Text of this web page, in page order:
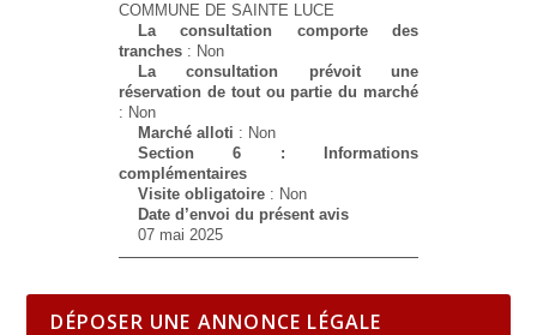
COMMUNE DE SAINTE LUCE
La consultation comporte des
tranches : Non
La consultation prévoit une
réservation de tout ou partie du marché
: Non
Marché alloti : Non
Section 6 : Informations
complémentaires
Visite obligatoire : Non
Date d’envoi du présent avis
07 mai 2025
DÉPOSER UNE ANNONCE LÉGALE